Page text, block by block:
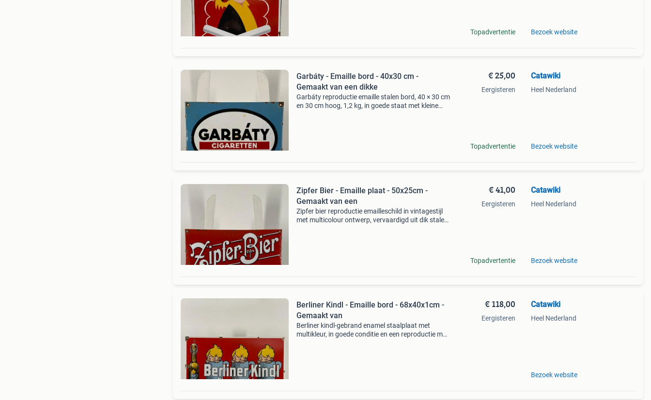
Topadvertentie Bezoek website
Garbáty - Emaille bord - 40x30 cm -
Gemaakt van een dikke
Garbáty reproductie emaille stalen bord, 40 × 30 cm
en 30 cm hoog, 1,2 kg, in goede staat met kleine
€ 25,00
Eergisteren
Topadvertentie
Catawiki
Heel Nederland
Bezoek website
Zipfer Bier - Emaille plaat - 50x25cm -
Gemaakt van een
Zipfer bier reproductie emailleschild in vintagestijl
met multicolour ontwerp, vervaardigd uit dik stalen
€ 41,00
Eergisteren
Topadvertentie
Catawiki
Heel Nederland
Bezoek website
Berliner Kindl - Emaille bord - 68x40x1cm -
Gemaakt van
Berliner kindl-gebrand enamel staalplaat met
multikleur, in goede conditie en een reproductie met
€ 118,00
Eergisteren
Catawiki
Heel Nederland
Bezoek website